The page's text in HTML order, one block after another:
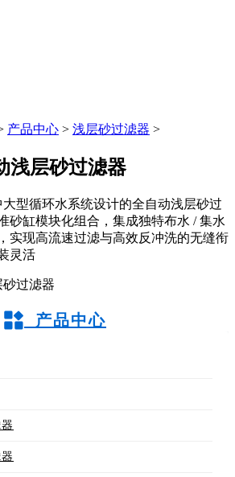
产品中心 > 浅层砂过滤器 >
浅层砂过滤器
型循环水系统设计的全自动浅层砂过
砂缸模块化组合，集成独特布水 / 集水
实现高流速过滤与高效反冲洗的无缝衔
灵活
产品中心